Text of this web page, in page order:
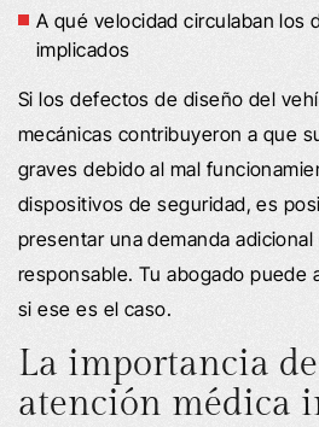
A qué velocidad circulaban los
implicados
Si los defectos de diseño del
mecánicas contribuyeron a que
graves debido al mal
dispositivos de seguridad, es
presentar una demanda
responsable. Tu abogado puede
si ese es el caso.
La importancia
atención médica